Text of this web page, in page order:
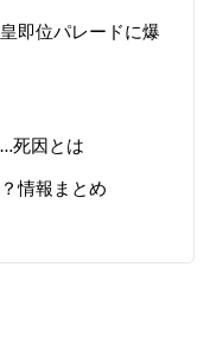
即位パレードに爆
死因とは
情報まとめ